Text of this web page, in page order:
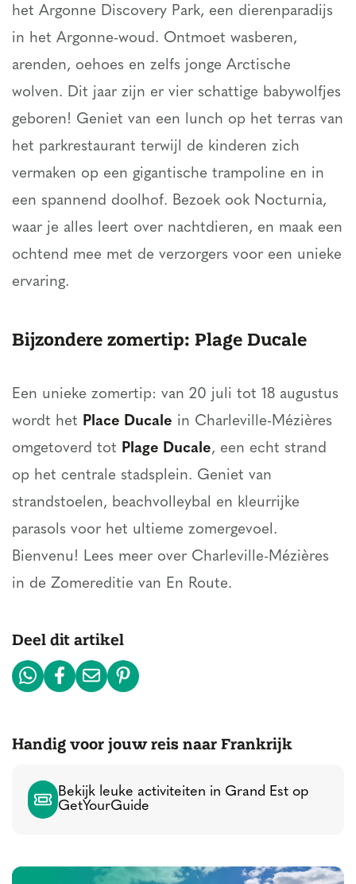
het Argonne Discovery Park, een dierenparadijs
in het Argonne-woud. Ontmoet wasberen,
arenden, oehoes en zelfs jonge Arctische
wolven. Dit jaar zijn er vier schattige babywolfjes
geboren! Geniet van een lunch op het terras van
het parkrestaurant terwijl de kinderen zich
vermaken op een gigantische trampoline en in
een spannend doolhof. Bezoek ook Nocturnia,
waar je alles leert over nachtdieren, en maak een
ochtend mee met de verzorgers voor een unieke
ervaring.
Bijzondere zomertip: Plage Ducale
Een unieke zomertip: van 20 juli tot 18 augustus
wordt het Place Ducale in Charleville-Mézières
omgetoverd tot Plage Ducale, een echt strand
op het centrale stadsplein. Geniet van
strandstoelen, beachvolleybal en kleurrijke
parasols voor het ultieme zomergevoel.
Bienvenu! Lees meer over Charleville-Mézières
in de Zomereditie van En Route.
Deel dit artikel
Handig voor jouw reis naar Frankrijk
Bekijk leuke activiteiten in Grand Est op
GetYourGuide